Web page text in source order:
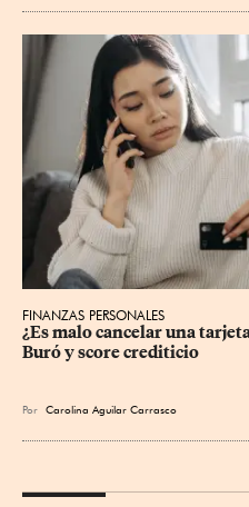
FINANZAS PERSONALES
¿Es malo cancelar una
Buró y score crediticio
Por Carolina Aguilar Carrasco